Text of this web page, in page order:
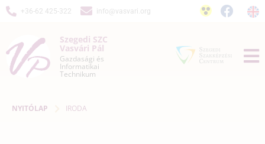
+36-62 425-322 info@vasvari.org
Szegedi SZC
Vasvári Pál
Gazdasági és
Informatikai
Technikum
NYITÓLAP IRODA